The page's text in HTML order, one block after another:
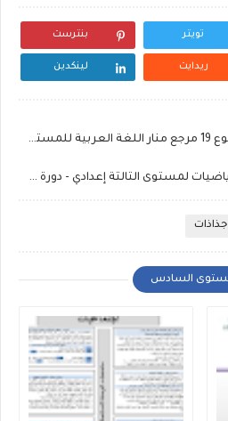
تويتر بنترست
ريدايت لينكدين
جذاذات الوحدة الرابعة الأسبوع 19 مرجع منار اللغة العربية للمستوى السادس
امتحانات جهوية في مادة الرياضيات لمستوى الثالثة إعدادي - دورة 2021
جذاذات
السادس